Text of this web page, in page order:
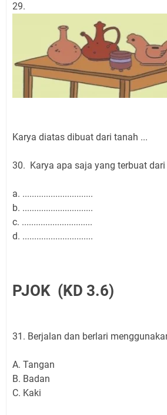
29.
Karya diatas dibuat dari tanah ...
30. Karya apa saja yang terbuat
a. ..............................
b. ..............................
c. ..............................
d. ..............................
PJOK (KD 3.6)
31. Berjalan dan berlari
A. Tangan
B. Badan
C. Kaki